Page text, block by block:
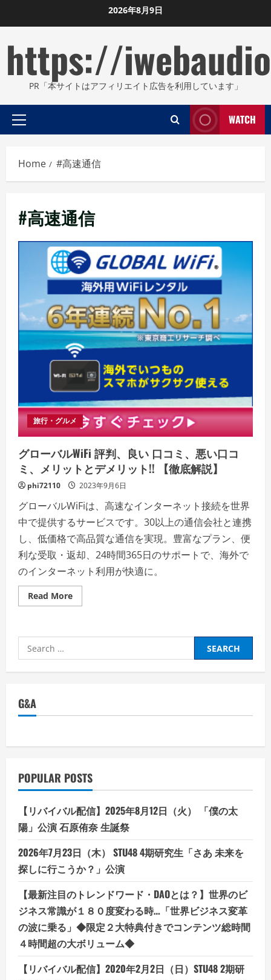
to
2026年8月9日
https://
PR「本サイトはアフィリエイト広告を利用しています」
Primary
WATCH
Home #高速通信
#高速通信
旅行・グルメ
グローバルWiFi 評判、良い 口コミ、悪い口コ
ミ、メリットとデメリット!! 【徹底解説】
phi72110 2023年9月6日
グローバルWiFiは、高速なインターネット接続を世界
中で提供するサービスです。30以上の通信会社と連携
し、低価格で高品質な通信を実現。豊富なプラン、便
利な受取・返却、24時間365日のサポートで、海外で
のインターネット利用が快適に。
Read MoreRead
more
ー
WiFi
評
コ
口
メ
リ
ッ
と
デ
メ
リ
ッ
ト!!
【徹
底
解
説】
Search
for:
G&A
POPULAR POSTS
【リバイバル配信】2025年8月12日（火） 「僕の太
陽」公演 石原侑奈 生誕祭
2026年7月23日（木） STU48 4期研究生「さあ 未来を
探しに行こうか？」公演
【最新注目のトレンドワード・DAOとは？】世界のビ
ジネス常識が１８０度変わる時…「世界ビジネス変革
の波に乗る」◆限定２大特典付きでコンテンツ総時間
４時間超の大ボリューム◆
【リバイバル配信】2020年2月2日（日）STU48 2期研